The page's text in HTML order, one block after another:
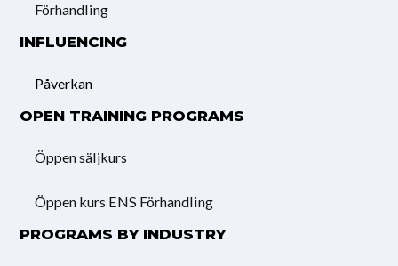
Förhandling
INFLUENCING
Påverkan
OPEN TRAINING PROGRAMS
Öppen säljkurs
Öppen kurs ENS Förhandling
PROGRAMS BY INDUSTRY